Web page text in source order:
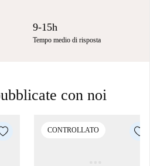
9-15h
Tempo medio di risposta
con noi
CONTROLLATO